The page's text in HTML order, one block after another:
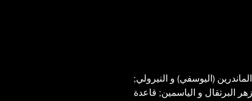
(اليوسفي) و النيرولي;
البرتقال و الياسمين; قاعدة